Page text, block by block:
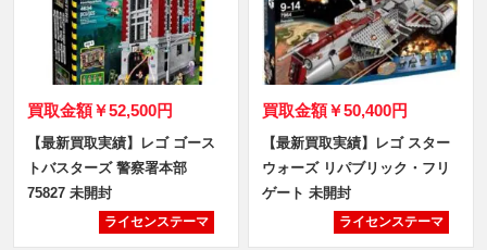
買取金額￥52,500円
【最新買取実績】レゴ ゴース
トバスターズ 警察署本部
75827 未開封
ライセンステーマ
買取金額￥50,400円
【最新買取実績】レゴ スター
ウォーズ リパブリック・フリ
ゲート 未開封
ライセンステーマ